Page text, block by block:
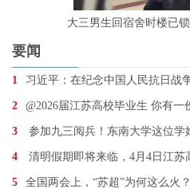
大三男生回宿舍时楼已
要闻
1 习近平：在纪念中国人民抗日战
2 @2026届江苏高校毕业生 你有一
3 参加九三阅兵！东南大学这位学
4 清明假期即将来临，4月4日江苏
5 全国两会上，“苏超”为何这么火？